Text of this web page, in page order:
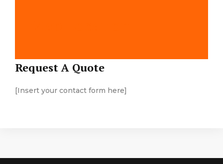
Request A Quote
[Insert your contact form here]